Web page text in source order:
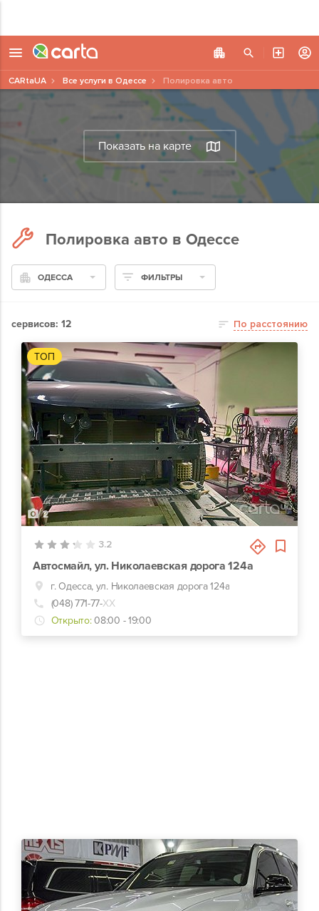
Показать на карте
CARtaUA Все услуги в Одессе Полировка авто
Полировка авто в Одессе
ОДЕССА ФИЛЬТРЫ
сервисов: 12 По расстоянию
ТОП
2
3.2
Автосмайл, ул. Николаевская дорога 124а
г. Одесса, ул. Николаевская дорога 124а
(048) 771-77-ХХ
Открыто: 08:00 - 19:00